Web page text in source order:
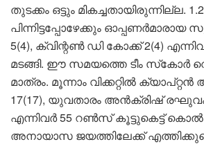
തുടക്കം ഒട്ടും മികച്ചതായിരുന്നില്ല.
പിന്നിട്ടപ്പോഴേക്കും
5(4), ക്വിന്റൺ ഡി കോക്ക് 2(4)
മടങ്ങി. ഈ സമയത്തെ ടീം സ്‌കോർ
മാത്രം. മൂന്നാം വിക്കറ്റിൽ
17(17), യുവതാരം അൻക്രിഷ്
എന്നിവർ 55 റൺസ് കൂട്ടുകെട്ട്
അനായാസ ജയത്തിലേക്ക്